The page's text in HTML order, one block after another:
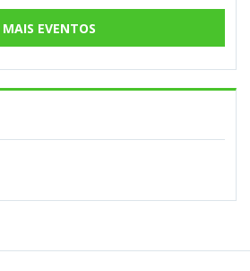
MAIS EVENTOS